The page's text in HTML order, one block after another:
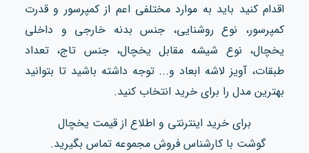
اقدام کنید باید به موارد مختلفی اعم از کمپرسور و قدرت
کمپرسور، نوع روشنایی، جنس بدنه خارجی و داخلی
یخچال، نوع شیشه مقابل یخچال، جنس تاج، تعداد
طبقات، آویز لاشه ابعاد و... توجه داشته باشید تا بتوانید
بهترین مدل را برای خرید انتخاب کنید.
برای خرید اینترنتی و اطلاع از قیمت یخچال
گوشت با کارشناس فروش مجموعه تماس بگیرید.